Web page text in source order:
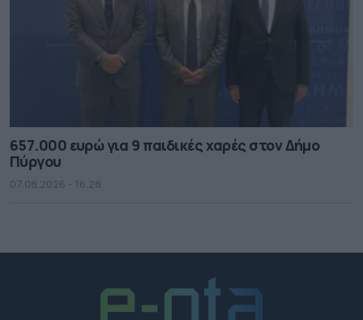
657.000 ευρώ για 9 παιδικές χαρές στον Δήμο
Πύργου
07.08.2026 - 16.28